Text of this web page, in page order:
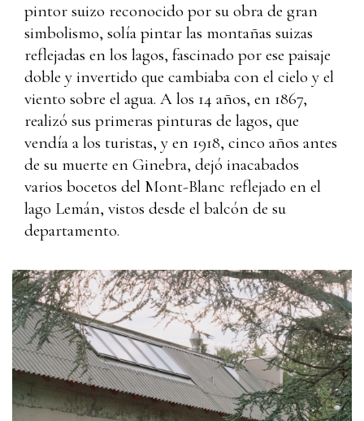
pintor suizo reconocido por su obra de gran
simbolismo, solía pintar las montañas suizas
reflejadas en los lagos, fascinado por ese paisaje
doble y invertido que cambiaba con el cielo y el
viento sobre el agua. A los 14 años, en 1867,
realizó sus primeras pinturas de lagos, que
vendía a los turistas, y en 1918, cinco años antes
de su muerte en Ginebra, dejó inacabados
varios bocetos del Mont-Blanc reflejado en el
lago Lemán, vistos desde el balcón de su
departamento.